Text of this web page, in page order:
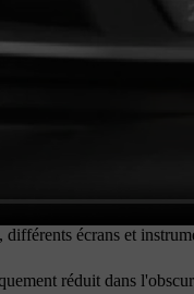
écrans et
réduit dans